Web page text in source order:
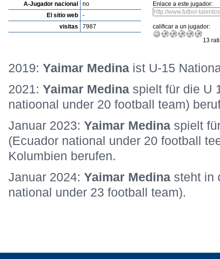
A-Jugador nacional
no
El sitio web
-
visitas
7987
Enlace a este jugador:
calificar a un jugador:
13
2019:Yaimar Medina ist U-15
2021:Yaimar Medina spielt für die U
natioonal under 20 football team)
Januar 2023:Yaimar Medina spielt
(Ecuador national under 20 football
Kolumbien berufen.
Januar 2024:Yaimar Medina steht in
national under 23 football team).